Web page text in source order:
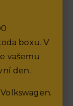
technologie,
zaujal,
nabídku.
naleznete
boxu. V
vašemu
den.